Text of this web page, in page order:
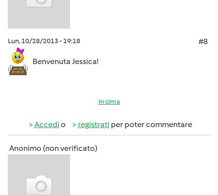
Lun, 10/28/2013 - 19:18 #8
Benvenuta Jessica!
In cima
Accedi o registrati per poter commentare
Anonimo (non verificato)